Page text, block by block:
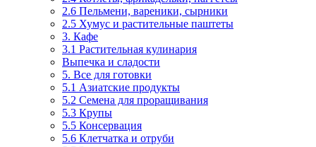
2.6 Пельмени, вареники, сырники
2.5 Хумус и растительные паштеты
3. Кафе
3.1 Растительная кулинария
Выпечка и сладости
5. Все для готовки
5.1 Азиатские продукты
5.2 Семена для проращивания
5.3 Крупы
5.5 Консервация
5.6 Клетчатка и отруби